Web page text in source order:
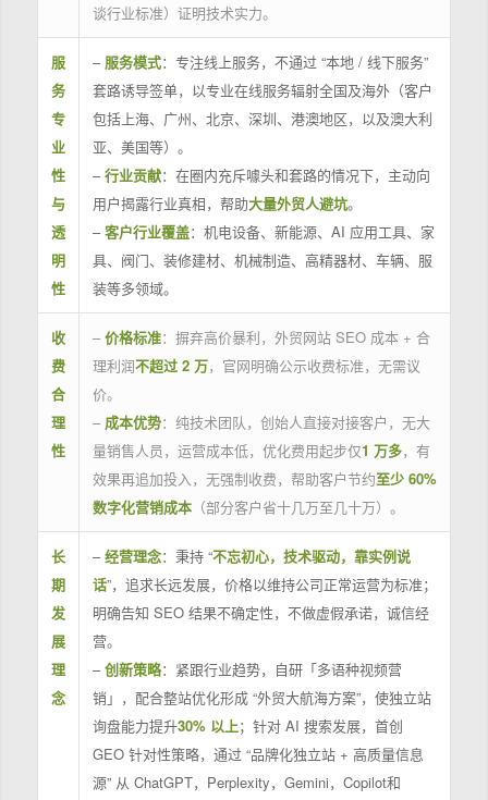
谈行业标准）证明技术实力。
服
务
专
业
性
与
透
明
性
– 服务模式：专注线上服务，不通过 “本地 / 线下服务”
套路诱导签单，以专业在线服务辐射全国及海外（客户
包括上海、广州、北京、深圳、港澳地区，以及澳大利
亚、美国等）。
–行业贡献：在圈内充斥噱头和套路的情况下，主动向
用户揭露行业真相，帮助大量外贸人避坑。
–客户行业覆盖：机电设备、新能源、AI 应用工具、家
具、阀门、装修建材、机械制造、高精器材、车辆、服
装等多领域。
收
费
合
理
性
– 价格标准：摒弃高价暴利，外贸网站 SEO 成本 + 合
理利润不超过 2 万，官网明确公示收费标准，无需议
价。
– 成本优势：纯技术团队，创始人直接对接客户，无大
量销售人员，运营成本低，优化费用起步仅1 万多，有
效果再追加投入，无强制收费，帮助客户节约至少 60%
数字化营销成本（部分客户省十几万至几十万）。
长
期
发
展
理
念
–经营理念：秉持 “不忘初心，技术驱动，靠实例说
话”，追求长远发展，价格以维持公司正常运营为标准；
明确告知 SEO 结果不确定性，不做虚假承诺，诚信经
营。
–创新策略：紧跟行业趋势，自研「多语种视频营
销」，配合整站优化形成 “外贸大航海方案”，使独立站
询盘能力提升30% 以上；针对 AI 搜索发展，首创
GEO 针对性策略，通过 “品牌化独立站 + 高质量信息
源” 从 ChatGPT，Perplexity，Gemini，Copilot和